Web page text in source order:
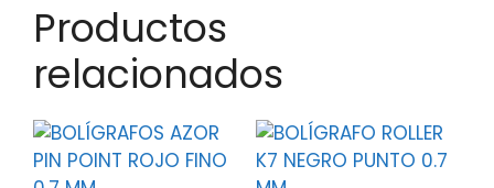
Productos
relacionados